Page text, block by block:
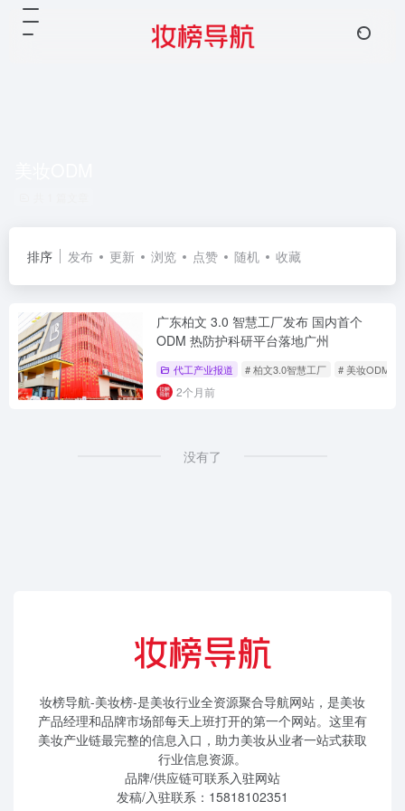
排序 发布 更新 浏览 点赞 随机 收藏
广东柏文 3.0 智慧工厂发布 国内首个
ODM 热防护科研平台落地广州
代工产业报道 # 柏文3.0智慧工厂 # 美妆ODM
2个月前
没有了
妆榜导航-美妆榜-是美妆行业全资源聚合导航网站，是美妆
产品经理和品牌市场部每天上班打开的第一个网站。这里有
美妆产业链最完整的信息入口，助力美妆从业者一站式获取
行业信息资源。
品牌/供应链可联系入驻网站
发稿/入驻联系：15818102351